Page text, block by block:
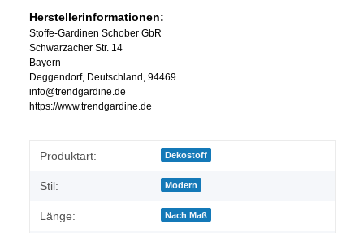
Herstellerinformationen:
Stoffe-Gardinen Schober GbR
Schwarzacher Str. 14
Bayern
Deggendorf, Deutschland, 94469
info@trendgardine.de
https://www.trendgardine.de
Produkteigenschaft
Wert
Produktart: Dekostoff
Stil: Modern
Länge: Nach Maß